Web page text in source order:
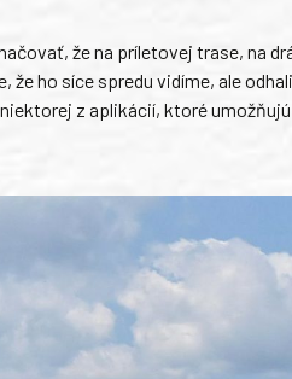
že na príletovej trase, na
ho síce spredu vidíme, ale
z aplikácií, ktoré